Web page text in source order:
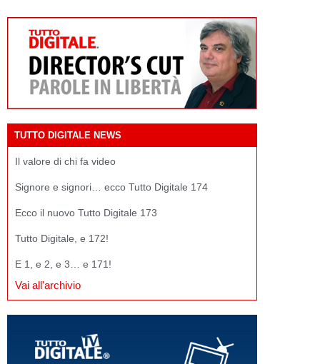
TUTTO DIGITALE NEWS
Il valore di chi fa video
Signore e signori… ecco Tutto Digitale 174
Ecco il nuovo Tutto Digitale 173
Tutto Digitale, e 172!
E 1, e 2, e 3… e 171!
Vai all'archivio